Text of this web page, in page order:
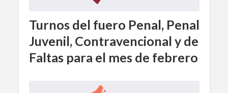
Turnos del fuero Penal, Penal
Juvenil, Contravencional y de
Faltas para el mes de febrero